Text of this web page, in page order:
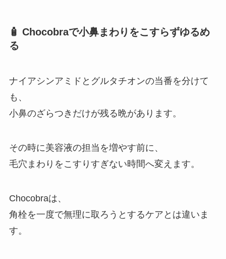
🧴 Chocobraで小鼻まわりをこすらずゆるめ
る
ナイアシンアミドとグルタチオンの当番を分けて
も、
小鼻のざらつきだけが残る晩があります。
その時に美容液の担当を増やす前に、
毛穴まわりをこすりすぎない時間へ変えます。
Chocobraは、
角栓を一度で無理に取ろうとするケアとは違いま
す。